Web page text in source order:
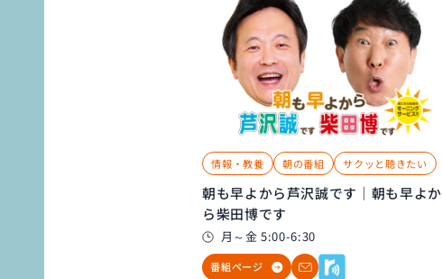
情報・教養 朝の番組 サクッと聴きたい
朝も早よから芦沢誠です｜朝も早よか
ら柴田博です
月～金 5:00-6:30
番組ページ